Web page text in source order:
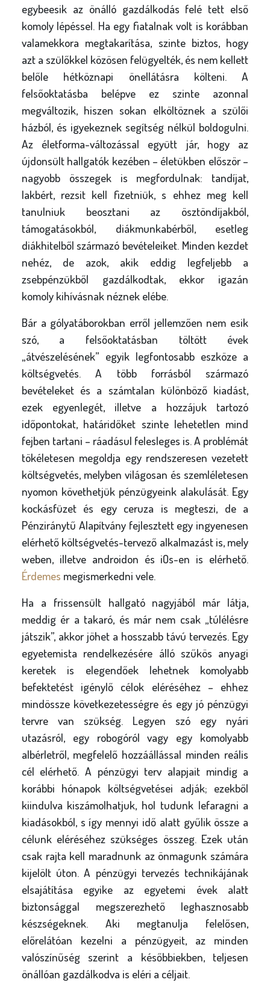
egybeesik az önálló gazdálkodás felé tett első
komoly lépéssel. Ha egy fiatalnak volt is korábban
valamekkora megtakarítása, szinte biztos, hogy
azt a szülőkkel közösen felügyelték, és nem kellett
belőle hétköznapi önellátásra költeni. A
felsőoktatásba belépve ez szinte azonnal
megváltozik, hiszen sokan elköltöznek a szülői
házból, és igyekeznek segítség nélkül boldogulni.
Az életforma-változással együtt jár, hogy az
újdonsült hallgatók kezében – életükben először –
nagyobb összegek is megfordulnak: tandíjat,
lakbért, rezsit kell fizetniük, s ehhez meg kell
tanulniuk beosztani az ösztöndíjakból,
támogatásokból, diákmunkabérből, esetleg
diákhitelből származó bevételeiket. Minden kezdet
nehéz, de azok, akik eddig legfeljebb a
zsebpénzükből gazdálkodtak, ekkor igazán
komoly kihívásnak néznek elébe.
Bár a gólyatáborokban erről jellemzően nem esik
szó, a felsőoktatásban töltött évek
„átvészelésének” egyik legfontosabb eszköze a
költségvetés. A több forrásból származó
bevételeket és a számtalan különböző kiadást,
ezek egyenlegét, illetve a hozzájuk tartozó
időpontokat, határidőket szinte lehetetlen mind
fejben tartani – ráadásul felesleges is. A problémát
tökéletesen megoldja egy rendszeresen vezetett
költségvetés, melyben világosan és szemléletesen
nyomon követhetjük pénzügyeink alakulását. Egy
kockásfüzet és egy ceruza is megteszi, de a
Pénziránytű Alapítvány fejlesztett egy ingyenesen
elérhető költségvetés-tervező alkalmazást is, mely
weben, illetve androidon és iOs-en is elérhető.
Érdemes megismerkedni vele.
Ha a frissensült hallgató nagyjából már látja,
meddig ér a takaró, és már nem csak „túlélésre
játszik”, akkor jöhet a hosszabb távú tervezés. Egy
egyetemista rendelkezésére álló szűkös anyagi
keretek is elegendőek lehetnek komolyabb
befektetést igénylő célok eléréséhez – ehhez
mindössze következetességre és egy jó pénzügyi
tervre van szükség. Legyen szó egy nyári
utazásról, egy robogóról vagy egy komolyabb
albérletről, megfelelő hozzáállással minden reális
cél elérhető. A pénzügyi terv alapjait mindig a
korábbi hónapok költségvetései adják; ezekből
kiindulva kiszámolhatjuk, hol tudunk lefaragni a
kiadásokból, s így mennyi idő alatt gyűlik össze a
célunk eléréséhez szükséges összeg. Ezek után
csak rajta kell maradnunk az önmagunk számára
kijelölt úton. A pénzügyi tervezés technikájának
elsajátítása egyike az egyetemi évek alatt
biztonsággal megszerezhető leghasznosabb
készségeknek. Aki megtanulja felelősen,
előrelátóan kezelni a pénzügyeit, az minden
valószínűség szerint a későbbiekben, teljesen
önállóan gazdálkodva is eléri a céljait.